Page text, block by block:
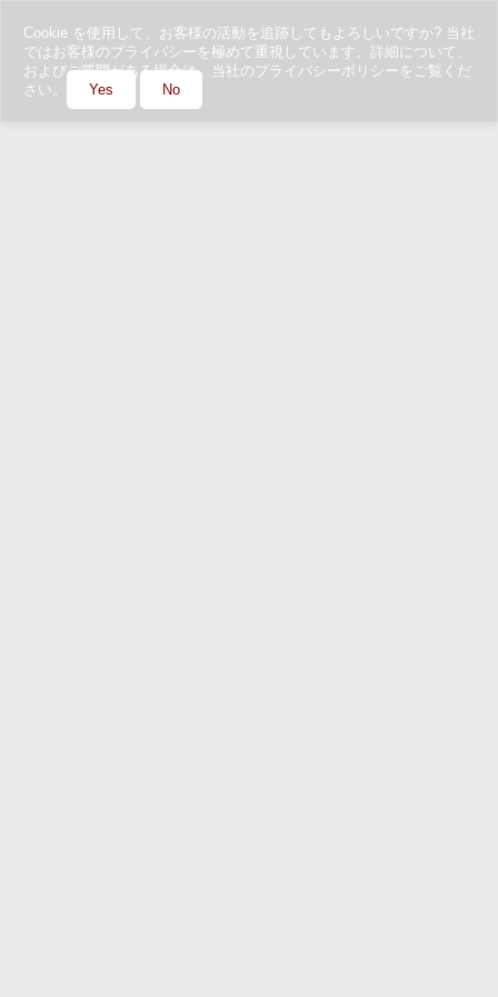
Cookie を使用して、お客様の活動を追跡してもよろしいですか? 当社
ではお客様のプライバシーを極めて重視しています。詳細について、
およびご質問がある場合は、当社のプライバシーポリシーをご覧くだ
さい。
Yes No